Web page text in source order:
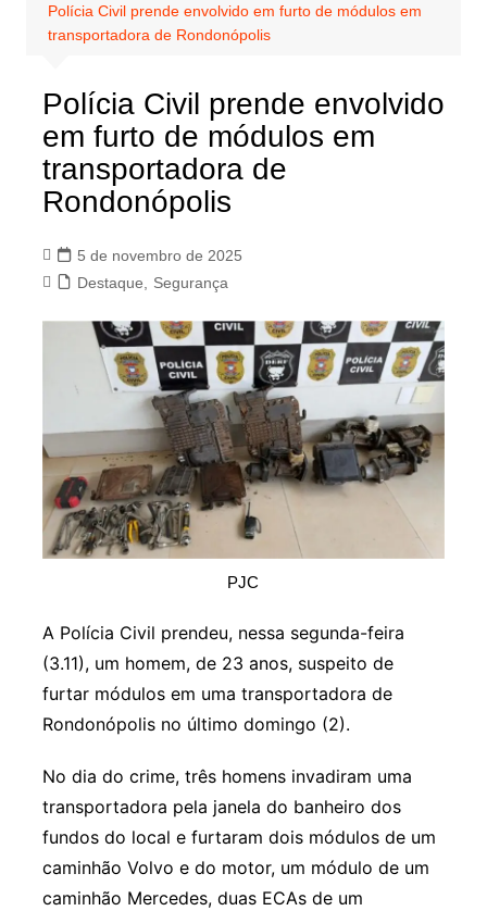
Polícia Civil prende envolvido em furto de módulos em
transportadora de Rondonópolis
Polícia Civil prende envolvido
em furto de módulos em
transportadora de
Rondonópolis
5 de novembro de 2025
Destaque
Segurança
PJC
A Polícia Civil prendeu, nessa segunda-feira
(3.11), um homem, de 23 anos, suspeito de
furtar módulos em uma transportadora de
Rondonópolis no último domingo (2).
No dia do crime, três homens invadiram uma
transportadora pela janela do banheiro dos
fundos do local e furtaram dois módulos de um
caminhão Volvo e do motor, um módulo de um
caminhão Mercedes, duas ECAs de um